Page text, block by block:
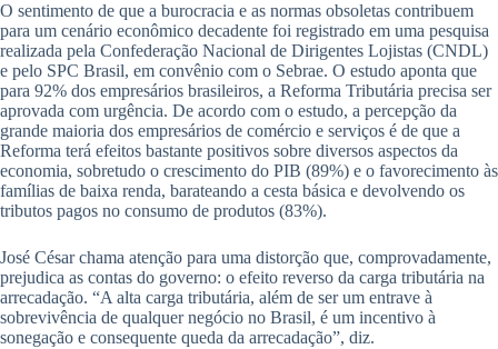
O sentimento de que a burocracia e as normas obsoletas contribuem
para um cenário econômico decadente foi registrado em uma pesquisa
realizada pela Confederação Nacional de Dirigentes Lojistas (CNDL)
e pelo SPC Brasil, em convênio com o Sebrae. O estudo aponta que
para 92% dos empresários brasileiros, a Reforma Tributária precisa ser
aprovada com urgência. De acordo com o estudo, a percepção da
grande maioria dos empresários de comércio e serviços é de que a
Reforma terá efeitos bastante positivos sobre diversos aspectos da
economia, sobretudo o crescimento do PIB (89%) e o favorecimento às
famílias de baixa renda, barateando a cesta básica e devolvendo os
tributos pagos no consumo de produtos (83%).
José César chama atenção para uma distorção que, comprovadamente,
prejudica as contas do governo: o efeito reverso da carga tributária na
arrecadação. “A alta carga tributária, além de ser um entrave à
sobrevivência de qualquer negócio no Brasil, é um incentivo à
sonegação e consequente queda da arrecadação”, diz.